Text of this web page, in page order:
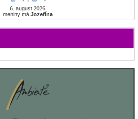
6. august 2026
meniny má Jozefína